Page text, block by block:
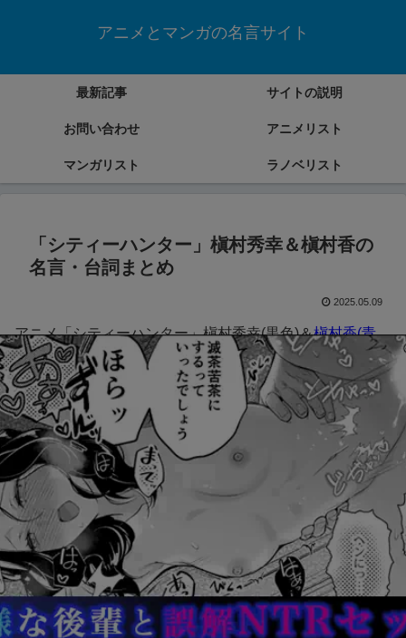
アニメとマンガの名言サイト
最新記事 サイトの説明
お問い合わせ アニメリスト
マンガリスト ラノベリスト
「シティーハンター」槇村秀幸＆槇村香の
名言・台詞まとめ
2025.05.09
アニメ「シティーハンター」槇村秀幸(黒色)＆槇村香(青
色)の名言・台詞をまとめていきます。